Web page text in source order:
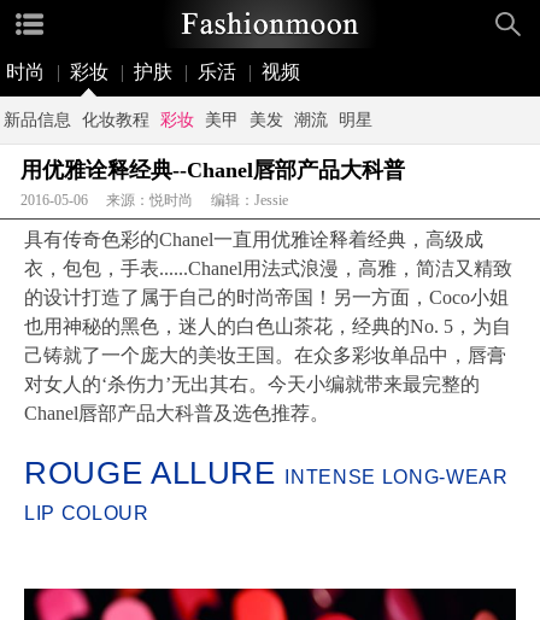
时尚 | 彩妆 | 护肤 | 乐活 | 视频
新品信息 化妆教程 彩妆 美甲 美发 潮流 明星
用优雅诠释经典--Chanel唇部产品大科普
2016-05-06 来源：悦时尚 编辑：Jessie
具有传奇色彩的Chanel一直用优雅诠释着经典，高级成
衣，包包，手表......Chanel用法式浪漫，高雅，简洁又精致
的设计打造了属于自己的时尚帝国！另一方面，Coco小姐
也用神秘的黑色，迷人的白色山茶花，经典的No. 5，为自
己铸就了一个庞大的美妆王国。在众多彩妆单品中，唇膏
对女人的‘杀伤力’无出其右。今天小编就带来最完整的
Chanel唇部产品大科普及选色推荐。
ROUGE ALLURE
INTENSE LONG-WEAR
LIP COLOUR